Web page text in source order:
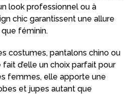
look professionnel ou à
chic garantissent une allure
féminin.
costumes, pantalons chino ou
d’elle un choix parfait pour
femmes, elle apporte une
et jupes autant que